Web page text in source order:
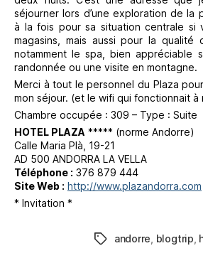
séjourner lors d’une exploration de la
à la fois pour sa situation centrale si
magasins, mais aussi pour la qualité
notamment le spa, bien appréciable
randonnée ou une visite en montagne.
Merci à tout le personnel du Plaza
mon séjour. (et le wifi qui fonctionnait à
Chambre occupée : 309 – Type : Suite
HOTEL PLAZA ***** (norme Andorre)
Calle Maria Plà, 19-21
AD 500 ANDORRA LA VELLA
Téléphone : 376 879 444
Site Web : http://www.plazandorra.com
* Invitation *
Étiquettes
andorre blogtrip